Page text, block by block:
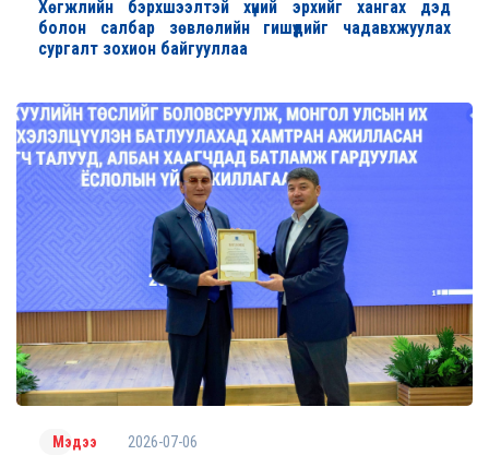
Хөгжлийн бэрхшээлтэй хүний эрхийг хангах дэд
болон салбар зөвлөлийн гишүүдийг чадавхжуулах
сургалт зохион байгууллаа
Мэдээ 2026-07-06